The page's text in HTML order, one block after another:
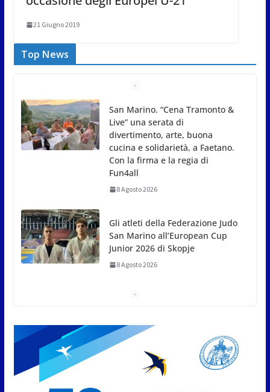
21 Giugno 2019
Top News
Gli atleti della Federazione Judo
San Marino all’European Cup
Junior 2026 di Skopje
8 Agosto 2026
L’arte perde uno dei suoi maestri: si è spento a 91
8 Agosto 2026
A Oltremare 2.0 a Riccione in migliaia per
incontrare i DinsiemE
Femminile: quattro Primavera
aggregate alla Prima Squadra
8 Agosto 2026